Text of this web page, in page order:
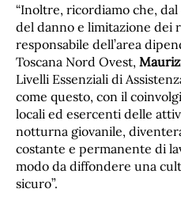
“Inoltre, ricordiamo che,
del danno e limitazione dei
responsabile dell’area
Toscana Nord Ovest,
Livelli Essenziali di
come questo, con il
locali ed esercenti delle
notturna giovanile,
costante e permanente di
modo da diffondere una
sicuro”.